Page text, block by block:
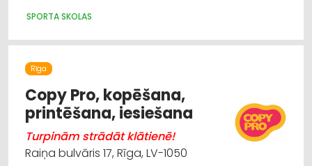
SPORTA SKOLAS
Rīga
Copy Pro, kopēšana,
printēšana, iesiešana
Turpinām strādāt klātienē!
Raiņa bulvāris 17, Rīga, LV-1050